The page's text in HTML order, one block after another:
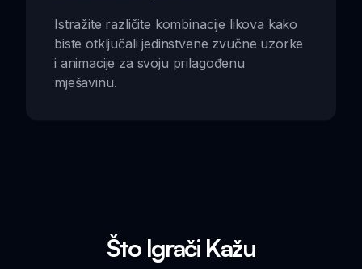
Istražite različite kombinacije likova kako
biste otključali jedinstvene zvučne uzorke
i animacije za svoju prilagođenu
mješavinu.
Što Igrači Kažu